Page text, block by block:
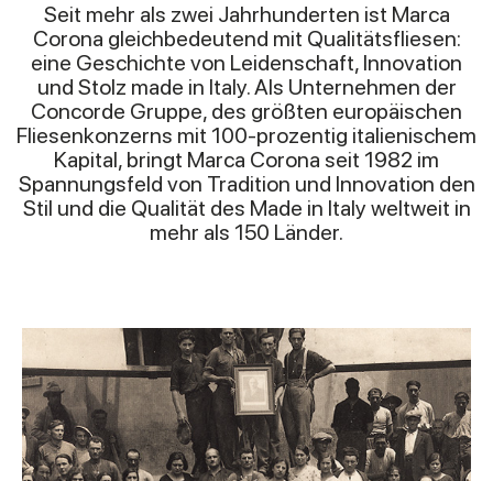
Seit mehr als zwei Jahrhunderten ist Marca
Corona gleichbedeutend mit Qualitätsfliesen:
eine Geschichte von Leidenschaft, Innovation
und Stolz made in Italy. Als Unternehmen der
Concorde Gruppe, des größten europäischen
Fliesenkonzerns mit 100-prozentig italienischem
Kapital, bringt Marca Corona seit 1982 im
Spannungsfeld von Tradition und Innovation den
Stil und die Qualität des Made in Italy weltweit in
mehr als 150 Länder.